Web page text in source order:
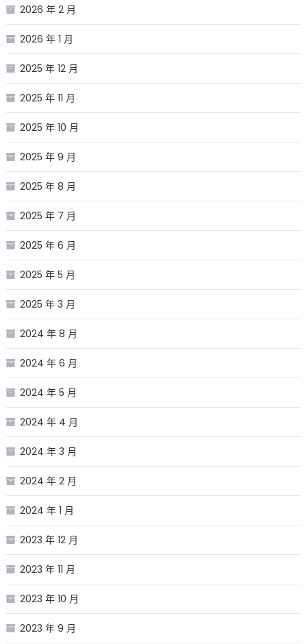
2026 年 2 月
2026 年 1 月
2025 年 12 月
2025 年 11 月
2025 年 10 月
2025 年 9 月
2025 年 8 月
2025 年 7 月
2025 年 6 月
2025 年 5 月
2025 年 3 月
2024 年 8 月
2024 年 6 月
2024 年 5 月
2024 年 4 月
2024 年 3 月
2024 年 2 月
2024 年 1 月
2023 年 12 月
2023 年 11 月
2023 年 10 月
2023 年 9 月